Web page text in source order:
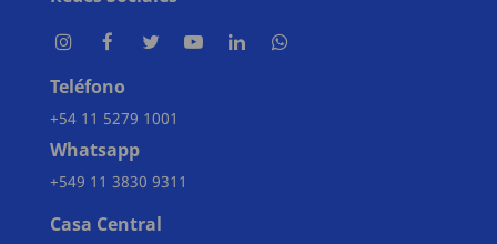
Teléfono
+54 11 5279 1001
Whatsapp
+549 11 3830 9311
Casa Central